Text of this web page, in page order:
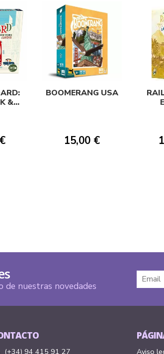
&
BOOMERANG USA
15,00 €
nuestras novedades
(+34) 94 415 91 27 Aviso